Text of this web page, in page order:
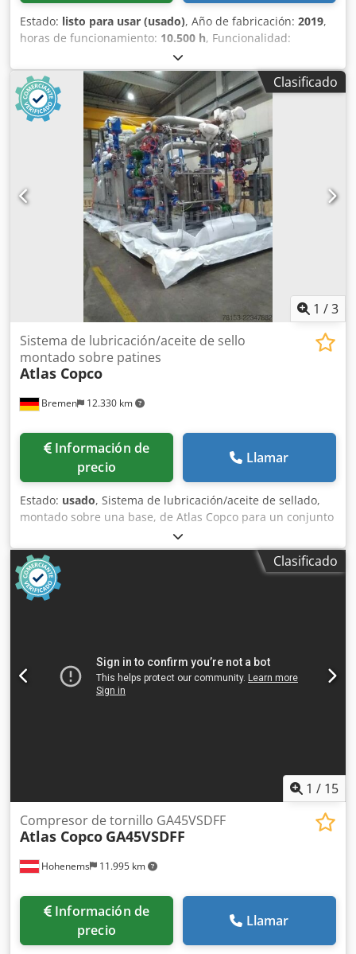
Estado: listo para usar (usado), Año de fabricación: 2019,
horas de funcionamiento: 10.500 h, Funcionalidad:
, peso total:
(101,97 CV), caudal volumétrico:476 m³/h, presión (máx.):
13 bar, tipo de refrigeración:aire, Equipamiento:
documentación / manual, placa de características
disponible
, Compresor de tornillo en buen estado y
funcionamiento, 75 kW, con control de frecuencia. Crjdpfx
Clasificado
1 /3
Bremen 12.330 km
Sistema de lubricación/aceite de sello
montado sobre patines
Atlas Copco
Información de
precio
Llamar
Estado: usado, Sistema de lubricación/aceite de sellado,
montado sobre una base, de Atlas Copco para un conjunto
de compresores, que incluye depósito/tanque base con
bombas, filtros, refrigeradores y colector de válvulas.
Incluye un tanque de purga y una selección de repuestos y
juntas, tal como se muestra en la lista descargable que se
encuentra a continuación. Nota: Las ventas están sujetas a
final (EUS) por parte del comprador, y, si el comprador no
es el usuario final, para cada usuario final. Cedpfx
Afjzmadmotsrf Los formularios BPDD y EUS se pueden
Clasificado
1 / 15
Hohenems 11.995 km
Compresor de tornillo GA45VSDFF
Atlas Copco GA45VSDFF
Información de
precio
Llamar